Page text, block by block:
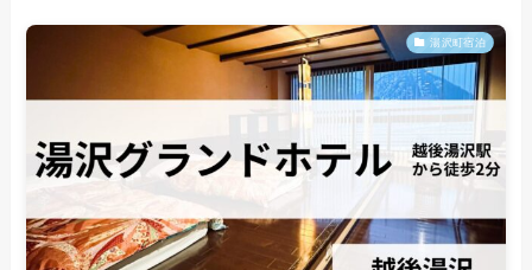
湯沢町宿泊